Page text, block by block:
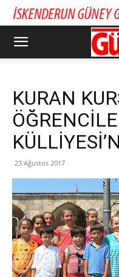
KURAN
23 Ağustos 2017